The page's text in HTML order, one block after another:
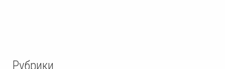
Рубрики